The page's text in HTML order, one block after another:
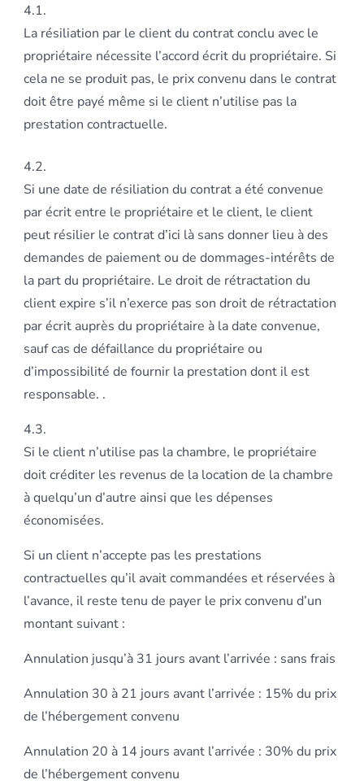
4.1.
La résiliation par le client du contrat conclu avec le
propriétaire nécessite l’accord écrit du propriétaire. Si
cela ne se produit pas, le prix convenu dans le contrat
doit être payé même si le client n’utilise pas la
prestation contractuelle.
4.2.
Si une date de résiliation du contrat a été convenue
par écrit entre le propriétaire et le client, le client
peut résilier le contrat d’ici là sans donner lieu à des
demandes de paiement ou de dommages-intérêts de
la part du propriétaire. Le droit de rétractation du
client expire s’il n’exerce pas son droit de rétractation
par écrit auprès du propriétaire à la date convenue,
sauf cas de défaillance du propriétaire ou
d’impossibilité de fournir la prestation dont il est
responsable. .
4.3.
Si le client n’utilise pas la chambre, le propriétaire
doit créditer les revenus de la location de la chambre
à quelqu’un d’autre ainsi que les dépenses
économisées.
Si un client n’accepte pas les prestations
contractuelles qu’il avait commandées et réservées à
l’avance, il reste tenu de payer le prix convenu d’un
montant suivant :
Annulation jusqu’à 31 jours avant l’arrivée : sans frais
Annulation 30 à 21 jours avant l’arrivée : 15% du prix
de l’hébergement convenu
Annulation 20 à 14 jours avant l’arrivée : 30% du prix
de l’hébergement convenu